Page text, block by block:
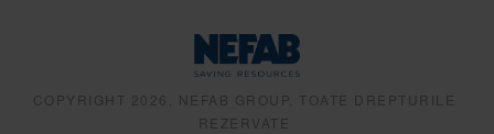
COPYRIGHT 2026, NEFAB GROUP, TOATE DREPTURILE
REZERVATE